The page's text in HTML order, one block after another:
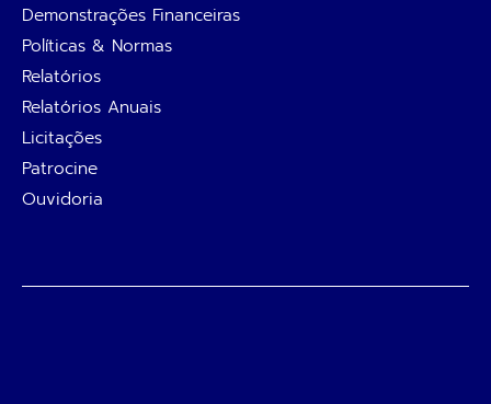
Demonstrações Financeiras
Políticas & Normas
Relatórios
Relatórios Anuais
Licitações
Patrocine
Ouvidoria